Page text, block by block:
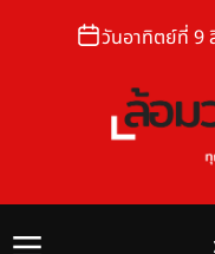
วันอาทิตย์ที่ 9
อ